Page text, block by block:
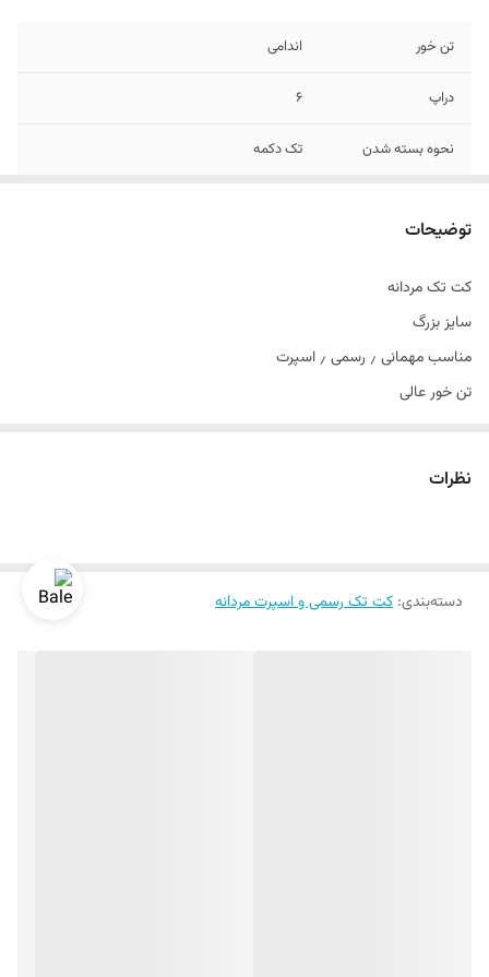
تن خور اندامی
دراپ 6
نحوه بسته شدن تک دکمه
توضیحات
کت تک مردانه
سایز بزرگ
مناسب مهمانی ٫ رسمی ٫ اسپرت
تن خور عالی
نظرات
دسته‌بندی: کت تک رسمی و اسپرت مردانه